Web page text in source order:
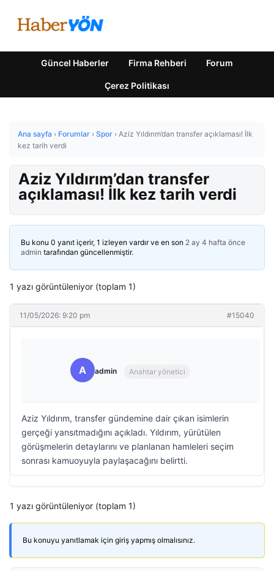
Güncel Haberler Firma Rehberi Forum
Çerez Politikası
Ana sayfa › Forumlar › Spor › Aziz Yıldırım’dan transfer açıklaması! İlk
kez tarih verdi
Aziz Yıldırım’dan transfer
açıklaması! İlk kez tarih verdi
Bu konu 0 yanıt içerir, 1 izleyen vardır ve en son 2 ay 4 hafta önce
admin tarafından güncellenmiştir.
1 yazı görüntüleniyor (toplam 1)
11/05/2026: 9:20 pm #15040
A admin Anahtar yönetici
Aziz Yıldırım, transfer gündemine dair çıkan isimlerin
gerçeği yansıtmadığını açıkladı. Yıldırım, yürütülen
görüşmelerin detaylarını ve planlanan hamleleri seçim
sonrası kamuoyuyla paylaşacağını belirtti.
1 yazı görüntüleniyor (toplam 1)
Bu konuyu yanıtlamak için giriş yapmış olmalısınız.